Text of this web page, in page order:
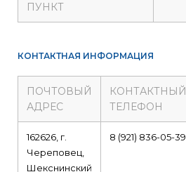
ПУНКТ
КОНТАКТНАЯ ИНФОРМАЦИЯ
ПОЧТОВЫЙ
АДРЕС
КОНТАКТНЫЙ
ТЕЛЕФОН
162626, г.
Череповец,
Шекснинский
8 (921) 836-05-39